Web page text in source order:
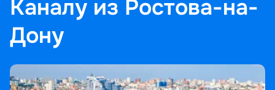
Каналу из Ростова-на-
Дону